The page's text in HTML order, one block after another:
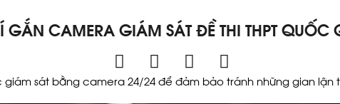
GẮN CAMERA GIÁM SÁT ĐỀ THI THPT
sát bằng camera 24/24 để đảm bảo tránh những gian lận